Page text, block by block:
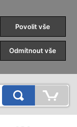
Povolit vše
Odmítnout vše